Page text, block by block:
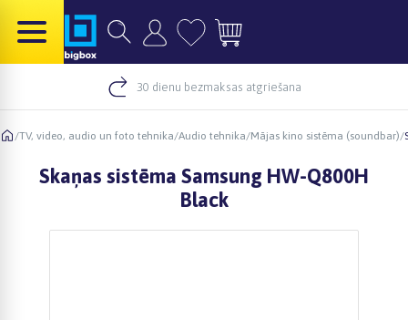
30 dienu bezmaksas atgriešana
/TV, video, audio un foto tehnika/Audio tehnika/Mājas kino sistēma (soundbar)/
Skaņas sistēma Samsung HW-Q800H
Black